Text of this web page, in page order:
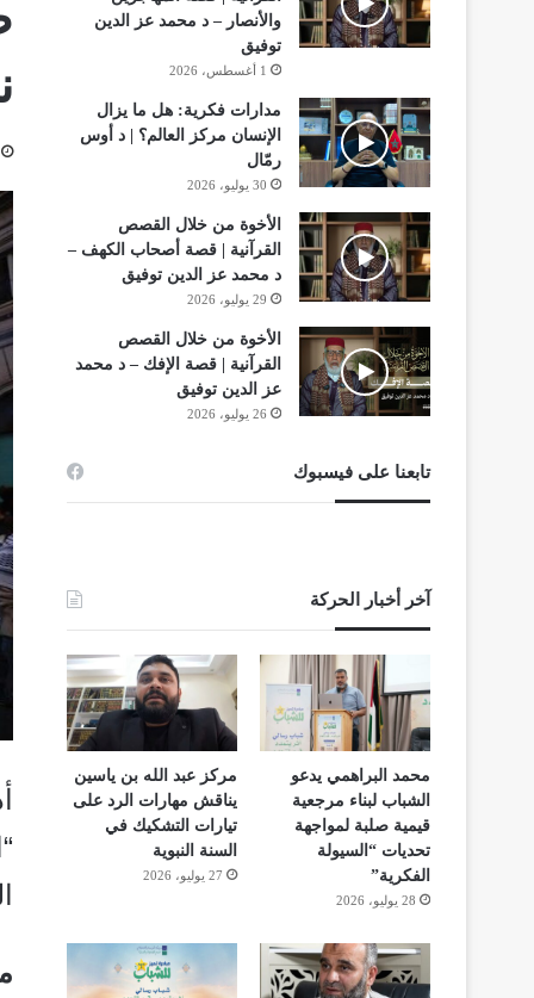
والأنصار – د محمد عز الدين
توفيق
1 أغسطس، 2026
مدارات فكرية: هل ما يزال
الإنسان مركز العالم؟ | د أوس
رمّال
30 يوليو، 2026
الأخوة من خلال القصص
القرآنية | قصة أصحاب الكهف –
د محمد عز الدين توفيق
29 يوليو، 2026
الأخوة من خلال القصص
القرآنية | قصة الإفك – د محمد
عز الدين توفيق
26 يوليو، 2026
تابعنا على فيسبوك
آخر أخبار الحركة
محمد البراهمي يدعو
الشباب لبناء مرجعية
قيمية صلبة لمواجهة
تحديات “السيولة
الفكرية”
28 يوليو، 2026
مركز عبد الله بن ياسين
يناقش مهارات الرد على
تيارات التشكيك في
السنة النبوية
27 يوليو، 2026